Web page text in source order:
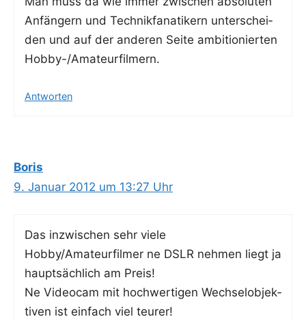
Anfän­gern und Tech­nik­fa­na­ti­kern unter­schei­
den und auf der ande­ren Sei­te ambi­tio­nier­ten
Hob­by-/Ama­teur­fil­mern.
Antworten
Boris
9. Januar 2012 um 13:27 Uhr
Das inzwi­schen sehr vie­le
Hobby/Amateurfilmer ne DSLR neh­men liegt ja
haupt­säch­lich am Preis!
Ne Video­cam mit hoch­wer­ti­gen Wech­sel­ob­jek­
ti­ven ist ein­fach viel teurer!